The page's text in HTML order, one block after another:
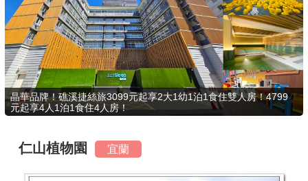
搜尋景點
好康優惠
最新消息
最新留言
晶華品牌！礁溪捷絲旅3099元起享2大1幼1泊1食住雙人房！4799
元起享4人1泊1食住4人房！
仁山植物園 宜蘭